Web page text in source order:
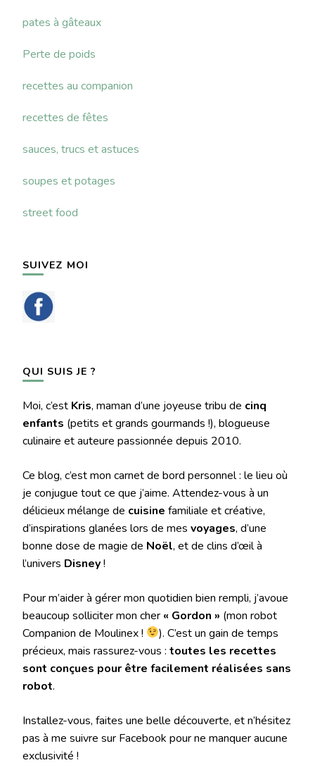
pates à gâteaux
Perte de poids
recettes au companion
recettes de fêtes
sauces, trucs et astuces
soupes et potages
street food
SUIVEZ MOI
QUI SUIS JE ?
Moi, c’est Kris, maman d’une joyeuse tribu de cinq
enfants (petits et grands gourmands !), blogueuse
culinaire et auteure passionnée depuis 2010.
Ce blog, c’est mon carnet de bord personnel : le lieu où
je conjugue tout ce que j’aime. Attendez-vous à un
délicieux mélange de cuisine familiale et créative,
d’inspirations glanées lors de mes voyages, d’une
bonne dose de magie de Noël, et de clins d’œil à
l’univers Disney!
Pour m’aider à gérer mon quotidien bien rempli, j’avoue
beaucoup solliciter mon cher « Gordon » (mon robot
Companion de Moulinex !
). C’est un gain de temps
précieux, mais rassurez-vous : toutes les recettes
sont conçues pour être facilement réalisées sans
robot.
Installez-vous, faites une belle découverte, et n’hésitez
pas à me suivre sur Facebook pour ne manquer aucune
exclusivité !